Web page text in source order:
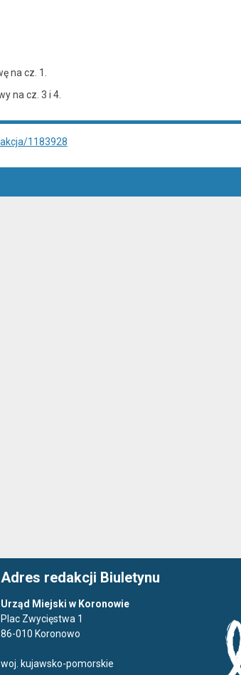
na cz. 1.
na cz. 3 i 4.
1183928
Adres redakcji Biuletynu
Urząd Miejski w Koronowie
Plac Zwycięstwa 1
86-010 Koronowo
woj. kujawsko-pomorskie